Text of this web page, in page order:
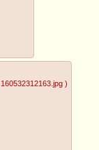
, 160532312163.jpg )